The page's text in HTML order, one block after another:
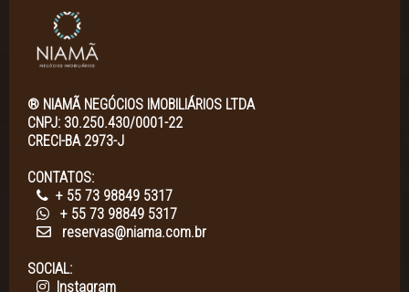
® NIAMÃ NEGÓCIOS IMOBILIÁRIOS LTDA
CNPJ: 30.250.430/0001-22
CRECI-BA 2973-J
CONTATOS:
+ 55 73 98849 5317
+ 55 73 98849 5317
reservas@niama.com.br
SOCIAL:
Instagram